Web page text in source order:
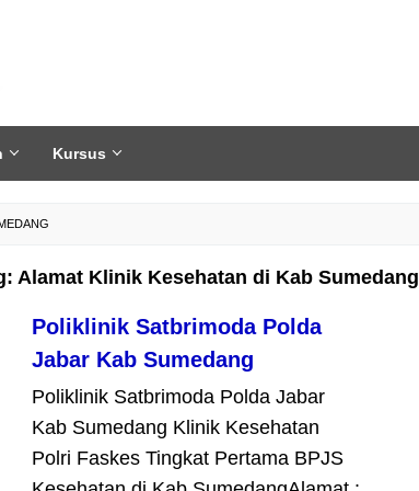
Kursus
Alamat Klinik Kesehatan di Kab Sumedang
Poliklinik Satbrimoda Polda
Jabar Kab Sumedang
Poliklinik Satbrimoda Polda Jabar
Kab Sumedang Klinik Kesehatan
Polri Faskes Tingkat Pertama BPJS